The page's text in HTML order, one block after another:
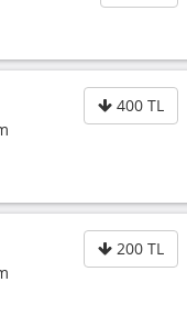
400 TL
200 TL